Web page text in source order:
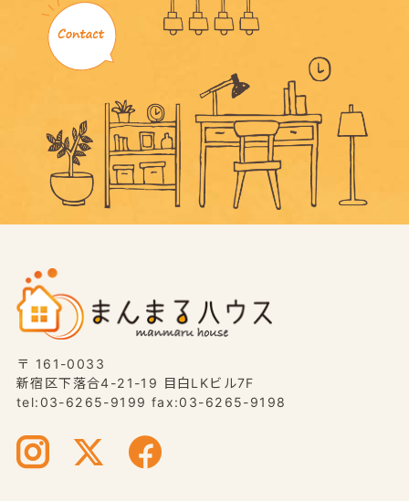
〒 161-0033
新宿区下落合4-21-19 目白LKビル7F
tel:03-6265-9199 fax:03-6265-9198